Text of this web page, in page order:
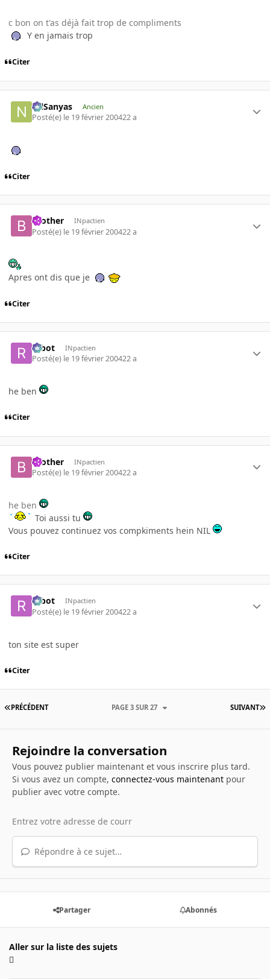
c bon on t'as déjà fait trop de compliments
Y en jamais trop
Citer
NilSanyas Ancien
Posté(e) le 19 février 200422 a
Citer
brother INpactien
Posté(e) le 19 février 200422 a
Apres ont dis que je
Citer
rabot INpactien
Posté(e) le 19 février 200422 a
he ben
Citer
brother INpactien
Posté(e) le 19 février 200422 a
he ben
Toi aussi tu
Vous pouvez continuez vos compkiments hein NIL
Citer
rabot INpactien
Posté(e) le 19 février 200422 a
ton site est super
Citer
PRÉCÉDENT SUIVANT
PAGE 3 SUR 27
Rejoindre la conversation
Vous pouvez publier maintenant et vous inscrire plus tard.
Si vous avez un compte, connectez-vous maintenantpour
publier avec votre compte.
Répondre à ce sujet…
Partager Abonnés
Aller sur la liste des sujets